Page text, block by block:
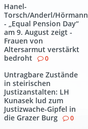
Hanel-
Torsch/Anderl/Hörmann
- „Equal Pension Day“
am 9. August zeigt -
Frauen von
Altersarmut verstärkt
bedroht
0
Untragbare Zustände
in steirischen
Justizanstalten: LH
Kunasek lud zum
Justizwache-Gipfel in
die Grazer Burg
0